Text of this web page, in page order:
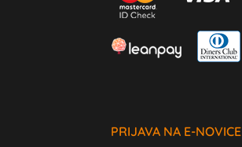
PRIJAVA NA E-NOVICE